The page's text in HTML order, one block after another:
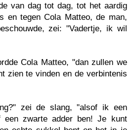
van dag tot dag, tot het aardig
en tegen Cola Matteo, de man,
zei: "Vadertje, ik wil
Cola Matteo, "dan zullen we
zien te vinden en de verbintenis
zei de slang, "alsof ik een
een zwarte adder ben! Je kunt